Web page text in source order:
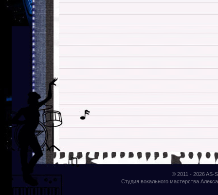
© 2011 - 2026AS-
Студия вокального мастерства